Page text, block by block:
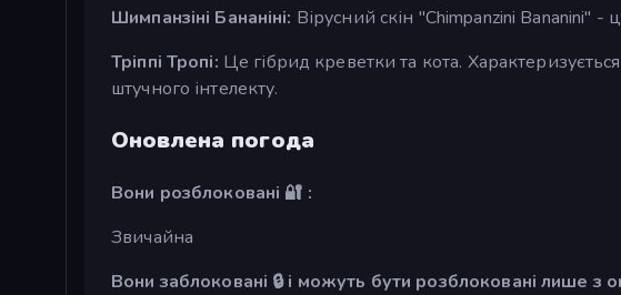
Шимпанзіні Бананіні: Вірусний скін "Chimpanzini Bananini"
Тріппі Тропі: Це гібрид креветки та кота.
штучного інтелекту.
Оновлена погода
Вони розблоковані 🔐 :
Звичайна
Вони заблоковані 🔒 і можуть бути розблоковані лише з